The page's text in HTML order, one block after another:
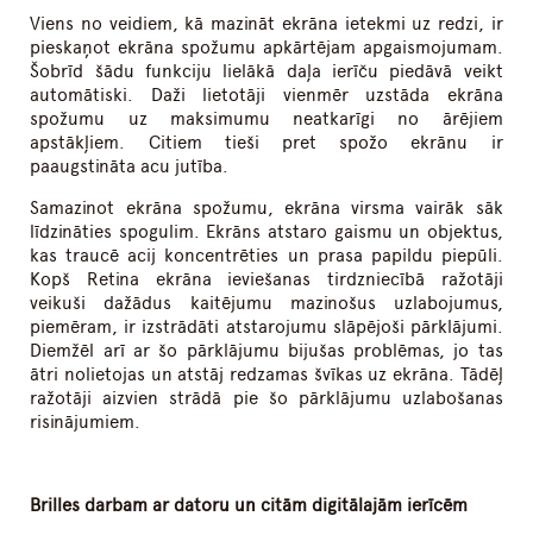
Viens no veidiem, kā mazināt ekrāna ietekmi uz redzi, ir
pieskaņot ekrāna spožumu apkārtējam apgaismojumam.
Šobrīd šādu funkciju lielākā daļa ierīču piedāvā veikt
automātiski. Daži lietotāji vienmēr uzstāda ekrāna
spožumu uz maksimumu neatkarīgi no ārējiem
apstākļiem. Citiem tieši pret spožo ekrānu ir
paaugstināta acu jutība.
Samazinot ekrāna spožumu, ekrāna virsma vairāk sāk
līdzināties spogulim. Ekrāns atstaro gaismu un objektus,
kas traucē acij koncentrēties un prasa papildu piepūli.
Kopš Retina ekrāna ieviešanas tirdzniecībā ražotāji
veikuši dažādus kaitējumu mazinošus uzlabojumus,
piemēram, ir izstrādāti atstarojumu slāpējoši pārklājumi.
Diemžēl arī ar šo pārklājumu bijušas problēmas, jo tas
ātri nolietojas un atstāj redzamas švīkas uz ekrāna. Tādēļ
ražotāji aizvien strādā pie šo pārklājumu uzlabošanas
risinājumiem.
Brilles darbam ar datoru un citām digitālajām ierīcēm